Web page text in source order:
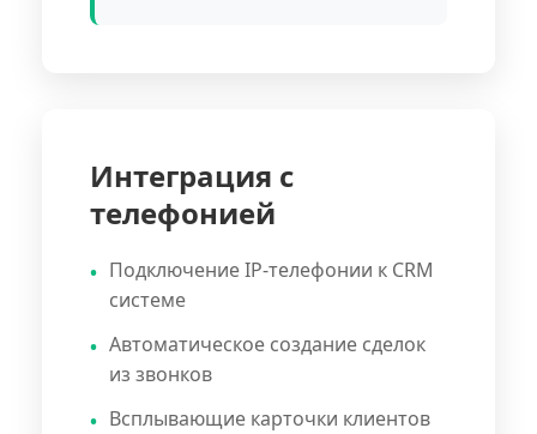
Интеграция с
телефонией
Подключение IP-телефонии к CRM
системе
Автоматическое создание сделок
из звонков
Всплывающие карточки клиентов